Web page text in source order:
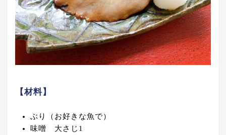
【材料】
ぶり（お好きな魚で）
味噌 大さじ1